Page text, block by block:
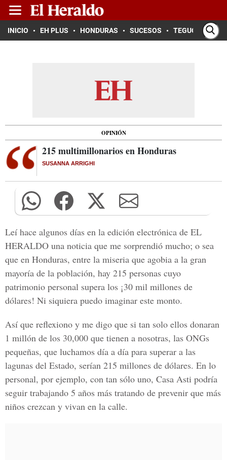
INICIO EH PLUS HONDURAS SUCESOS TEGUCIGALPA
OPINIÓN
215 multimillonarios en Honduras
SUSANNA ARRIGHI
Leí hace algunos días en la edición electrónica de EL
HERALDO una noticia que me sorprendió mucho; o sea
que en Honduras, entre la miseria que agobia a la gran
mayoría de la población, hay 215 personas cuyo
patrimonio personal supera los ¡30 mil millones de
dólares! Ni siquiera puedo imaginar este monto.
Así que reflexiono y me digo que si tan solo ellos donaran
1 millón de los 30,000 que tienen a nosotras, las ONGs
pequeñas, que luchamos día a día para superar a las
lagunas del Estado, serían 215 millones de dólares. En lo
personal, por ejemplo, con tan sólo uno, Casa Asti podría
seguir trabajando 5 años más tratando de prevenir que más
niños crezcan y vivan en la calle.